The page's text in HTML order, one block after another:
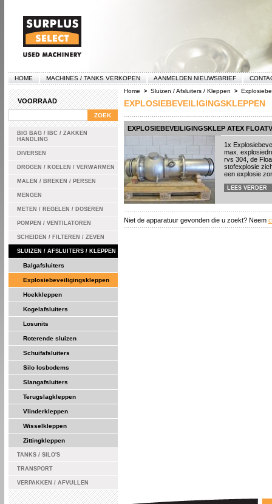
HOME MACHINES / TANKS VERKOPEN AANMELDEN NIEUWSBRIEF
VOORRAAD
BIG BAG / IBC / ZAKKEN
HANDLING
DIVERSEN
DROGEN / KOELEN / VERWARMEN
MALEN / BREKEN / PERSEN
MENGEN
METEN / REGELEN / DOSEREN
POMPEN / VENTILATOREN
SCHEIDEN / FILTEREN / ZEVEN
SLUIZEN / AFSLUITERS / KLEPPEN
Balgafsluiters
Explosiebeveiligingskleppen
Hoekkleppen
Kogelafsluiters
Losunits
Roterende sluizen
Schuifafsluiters
Silo losbodems
Slangafsluiters
Terugslagkleppen
Vlinderkleppen
Wisselkleppen
Zittingkleppen
TANKS / SILO'S
TRANSPORT
VERPAKKEN / AFVULLEN
Home > Sluizen / Afsluiters / Kleppen >
EXPLOSIEBEVEILIGINGSKLEPPEN
EXPLOSIEBEVEILIGINGSKLEP ATEX
1x
max.
rvs 304, de
stofexplosie
een explosie
LEES VERDER
Niet de apparatuur gevonden die u zoekt? Neem